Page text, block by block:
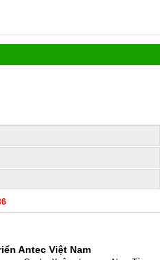
Antec Việt Nam